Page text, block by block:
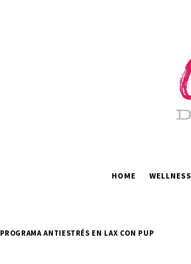
HOME WELLNESS
PROGRAMA ANTIESTRÉS EN LAX CON PUP